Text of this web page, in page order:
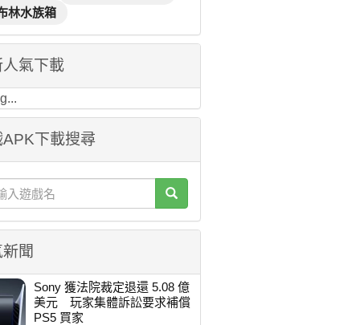
林水族箱
氣下載
下載搜尋
聞
Sony 獲法院裁定退還 5.08 億
美元 玩家集體訴訟要求補償
PS5 買家